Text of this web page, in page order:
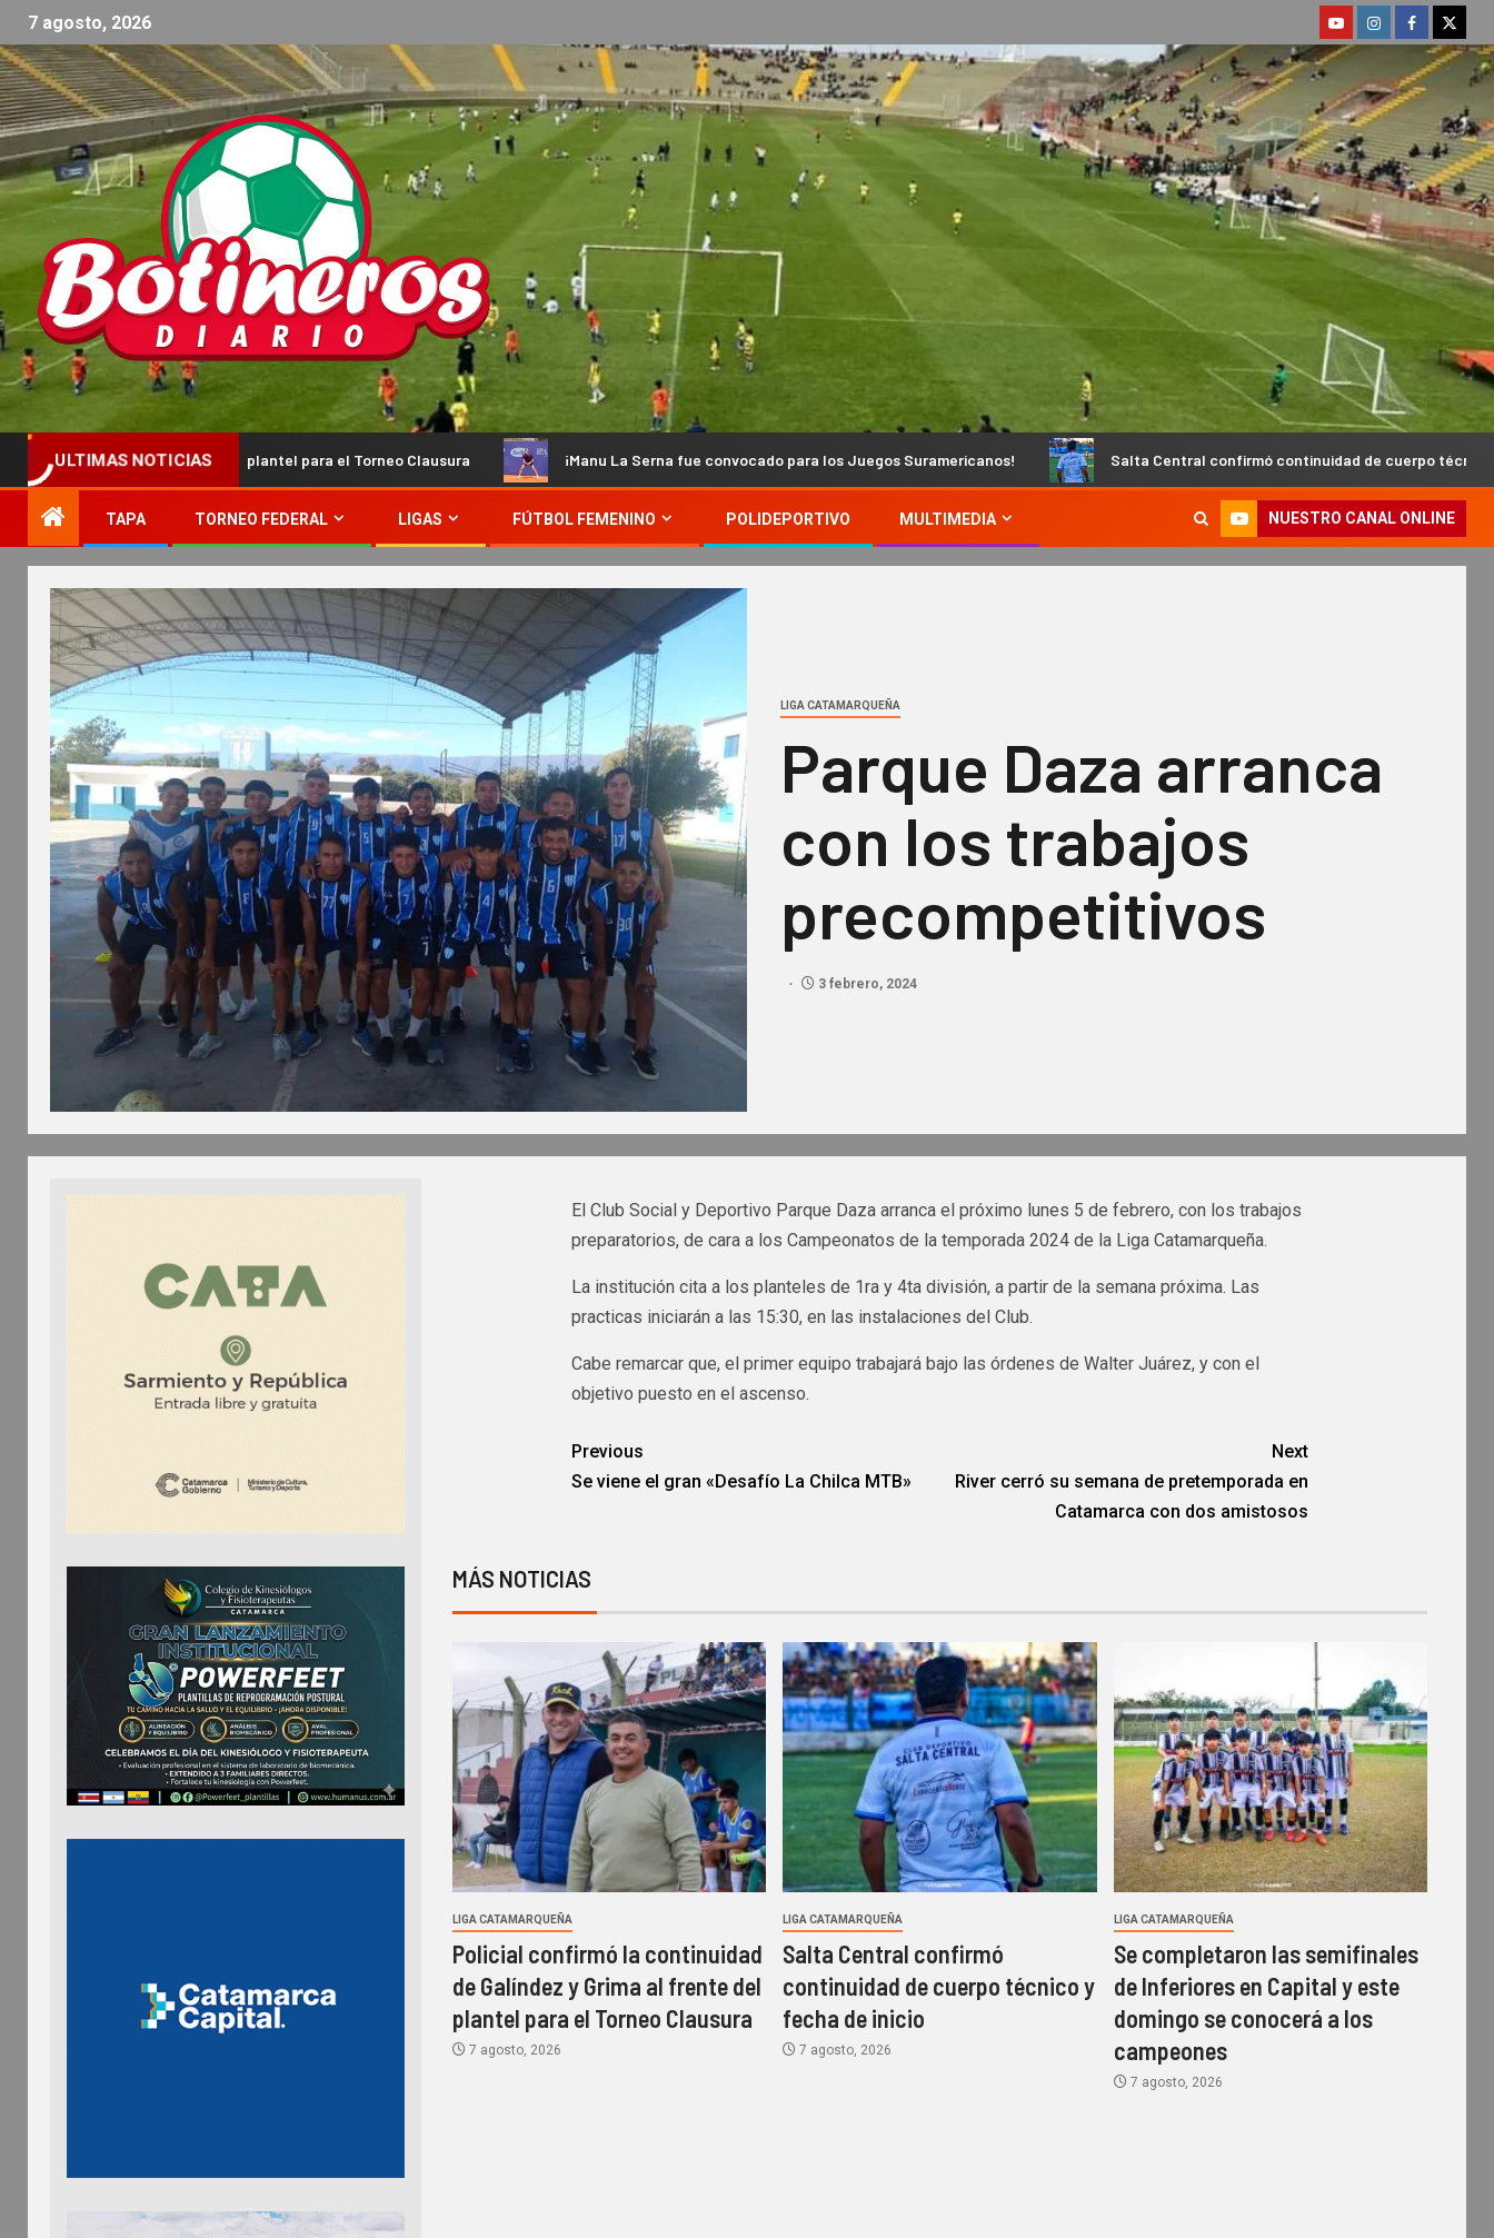
7 agosto, 2026
ULTIMAS NOTICIAS
al frente del plantel para el Torneo Clausura ¡Manu La Serna fue convocado para los Juegos Suramericanos! Salta Central confirmó continuidad de cuerpo técnico y fecha de inicio
TAPA TORNEO FEDERAL LIGAS FÚTBOL FEMENINO POLIDEPORTIVO MULTIMEDIA NUESTRO CANAL ONLINE
LIGA CATAMARQUEÑA
Parque Daza arranca
con los trabajos
precompetitivos
3 febrero, 2024
El Club Social y Deportivo Parque Daza arranca el próximo lunes 5 de febrero, con los trabajos
preparatorios, de cara a los Campeonatos de la temporada 2024 de la Liga Catamarqueña.
La institución cita a los planteles de 1ra y 4ta división, a partir de la semana próxima. Las
practicas iniciarán a las 15:30, en las instalaciones del Club.
Cabe remarcar que, el primer equipo trabajará bajo las órdenes de Walter Juárez, y con el
objetivo puesto en el ascenso.
Previous
Se viene el gran «Desafío La Chilca MTB»
Next
River cerró su semana de pretemporada en
Catamarca con dos amistosos
MÁS NOTICIAS
LIGA CATAMARQUEÑA
Policial confirmó la continuidad
de Galíndez y Grima al frente del
plantel para el Torneo Clausura
7 agosto, 2026
LIGA CATAMARQUEÑA
Salta Central confirmó
continuidad de cuerpo técnico y
fecha de inicio
7 agosto, 2026
LIGA CATAMARQUEÑA
Se completaron las semifinales
de Inferiores en Capital y este
domingo se conocerá a los
campeones
7 agosto, 2026